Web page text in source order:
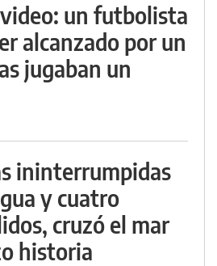
un futbolista
alcanzado por un
jugaban un
ininterrumpidas
y cuatro
cruzó el mar
historia